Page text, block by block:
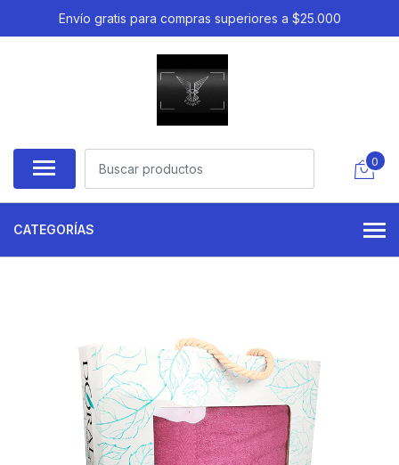
Envío gratis para compras superiores a $25.000
0
CATEGORÍAS